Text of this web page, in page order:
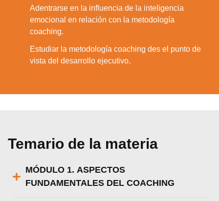
Adentrarse en la influencia de la inteligencia
emocional en relación con la metodología
coaching.
Estudiar la metodología coaching des el punto de
vista del desarrollo ejecutivo.
Temario de la materia
MÓDULO 1. ASPECTOS
FUNDAMENTALES DEL COACHING